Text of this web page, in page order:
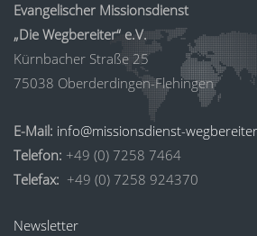
Evangelischer Missionsdienst
„Die Wegbereiter“ e.V.
Kürnbacher Straße 25
75038 Oberderdingen-Flehingen
E-Mail: info@missionsdienst-
Telefon: +49 (0) 7258 7464
Telefax: +49 (0) 7258 924370
Newsletter